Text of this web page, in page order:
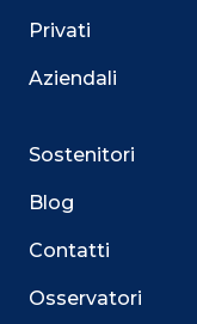
Privati
Aziendali
Sostenitori
Blog
Contatti
Osservatori